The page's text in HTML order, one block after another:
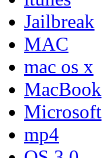
Jailbreak
MAC
mac os x
MacBook
Microsoft
mp4